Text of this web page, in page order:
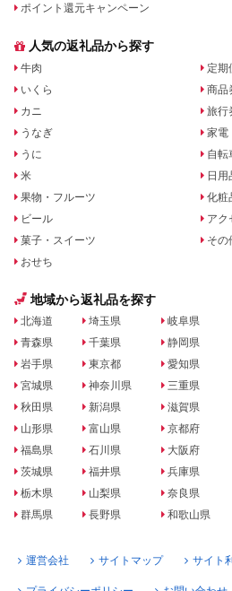
ポイント還元キャンペーン
人気の返礼品から探す
牛肉
いくら
カニ
うなぎ
うに
米
果物・フルーツ
ビール
菓子・スイーツ
おせち
定期
商品
旅行
家電
自転
日用
化粧
アク
その
地域から返礼品を探す
北海道
青森県
岩手県
宮城県
秋田県
山形県
福島県
茨城県
栃木県
群馬県
埼玉県
千葉県
東京都
神奈川県
新潟県
富山県
石川県
福井県
山梨県
長野県
岐阜県
静岡県
愛知県
三重県
滋賀県
京都府
大阪府
兵庫県
奈良県
和歌山県
運営会社 サイトマップ サイト